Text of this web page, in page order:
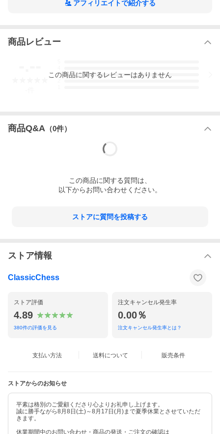
アフィリエイトで紹介する
商品レビュー
3
この商品に関するレビューはありません
商品Q&A （0件）
この商品に関する質問は、
以下からお問い合わせください。
ストアに質問を投稿する
ストア情報
ClassicChess
ストア評価
4.89
380件の評価を見る
注文キャンセル発生率
0.00％
注文キャンセル発生率とは？
支払い方法 送料について 販売条件
ストアからのお知らせ
平素は格別のご愛顧くださり心よりお礼申し上げます。
誠に勝手ながら8月8日(土)～8月17日(月)まで夏季休業とさせていただ
きます。
休業期間中のお問い合わせ・商品の発送・ご注文の確認は